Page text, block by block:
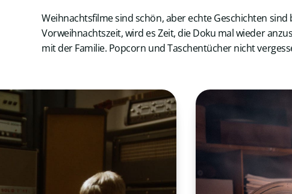
Weihnachtsfilme sind schön, aber echte Geschichten sind
Vorweihnachtszeit, wird es Zeit, die Doku mal wieder
mit der Familie. Popcorn und Taschentücher nicht